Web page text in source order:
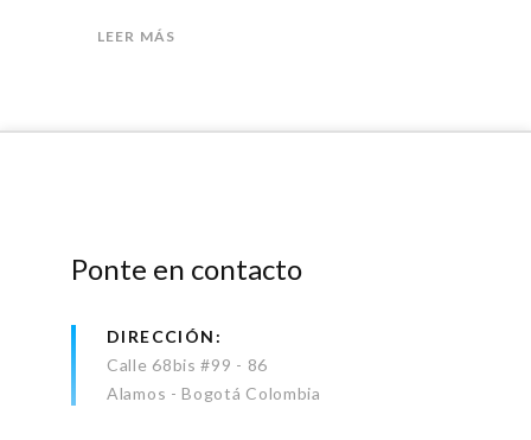
LEER MÁS
Ponte en contacto
DIRECCIÓN
Calle 68bis #99 - 86
Alamos - Bogotá Colombia